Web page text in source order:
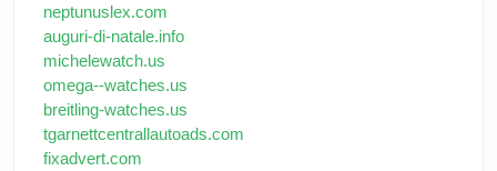
neptunuslex.com
auguri-di-natale.info
michelewatch.us
omega--watches.us
breitling-watches.us
tgarnettcentrallautoads.com
fixadvert.com